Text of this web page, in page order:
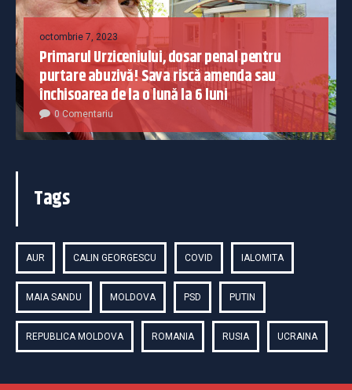
octombrie 7, 2023
Primarul Urziceniului, dosar penal pentru
purtare abuzivă! Sava riscă amenda sau
închisoarea de la o lună la 6 luni
0 Comentariu
Tags
AUR CALIN GEORGESCU COVID IALOMITA
MAIA SANDU MOLDOVA PSD PUTIN
REPUBLICA MOLDOVA ROMANIA RUSIA UCRAINA